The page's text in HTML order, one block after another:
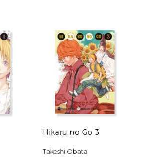
Hikaru no Go 3
Takeshi Obata